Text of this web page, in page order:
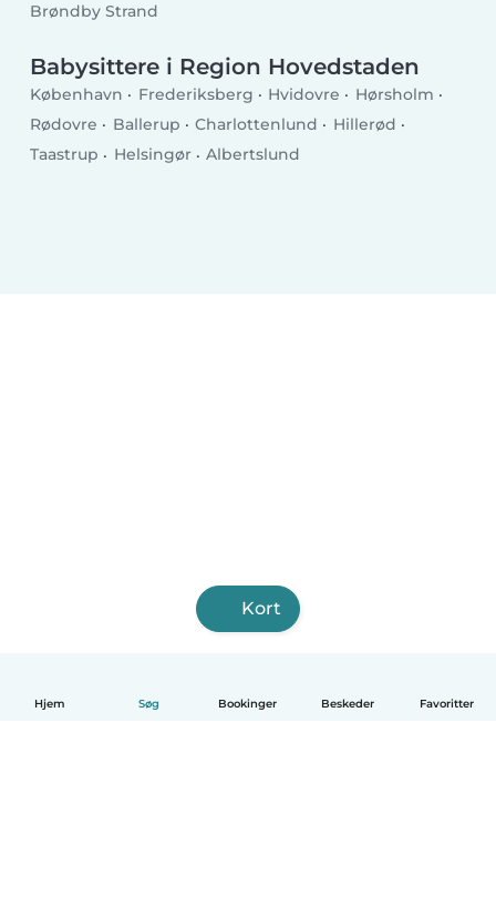
Hjem Søg Bookinger Beskeder Favoritter
Brøndby Strand
Babysittere i Region Hovedstaden
København Frederiksberg Hvidovre
Hørsholm
Rødovre
Ballerup Charlottenlund
Hillerød
Taastrup
Helsingør Albertslund
Kort